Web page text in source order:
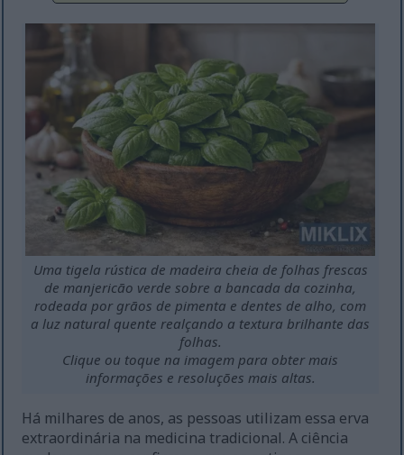
Uma tigela rústica de madeira cheia de folhas frescas
de manjericão verde sobre a bancada da cozinha,
rodeada por grãos de pimenta e dentes de alho, com
a luz natural quente realçando a textura brilhante das
folhas.
Clique ou toque na imagem para obter mais
informações e resoluções mais altas.
Há milhares de anos, as pessoas utilizam essa erva
extraordinária na medicina tradicional. A ciência